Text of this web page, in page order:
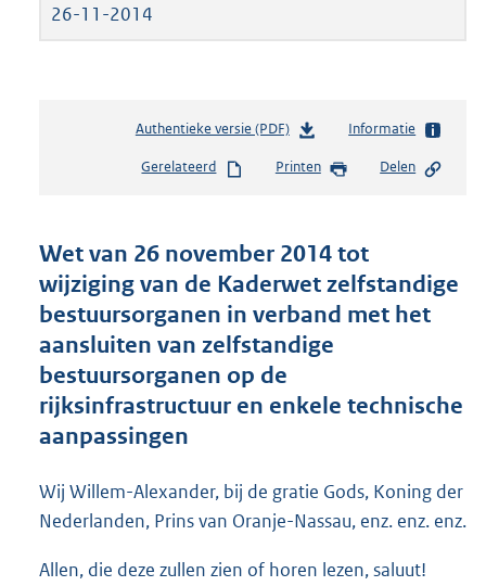
26-11-2014
Authentieke versie (PDF)b
s
n
d
s
g
o
t
4
5
Informatie
Gerelateerd Printen Delen
Wet van 26 november 2014 tot
wijziging van de Kaderwet zelfstandige
bestuursorganen in verband met het
aansluiten van zelfstandige
bestuursorganen op de
rijksinfrastructuur en enkele technische
aanpassingen
Wij Willem-Alexander, bij de gratie Gods, Koning der
Nederlanden, Prins van Oranje-Nassau, enz. enz. enz.
Allen, die deze zullen zien of horen lezen, saluut!